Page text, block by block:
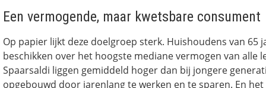
Een vermogende, maar kwetsbare consument
Op papier lijkt deze doelgroep sterk. Huishoudens van 65
beschikken over het hoogste mediane vermogen van alle
Spaarsaldi liggen gemiddeld hoger dan bij jongere
opgebouwd door jarenlang te werken en te sparen. En